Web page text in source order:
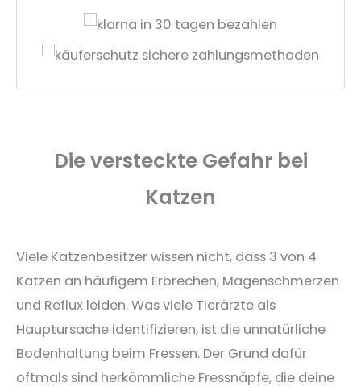
Die versteckte Gefahr bei
Katzen
Viele Katzenbesitzer wissen nicht, dass 3 von 4
Katzen an häufigem Erbrechen, Magenschmerzen
und Reflux leiden. Was viele Tierärzte als
Hauptursache identifizieren, ist die unnatürliche
Bodenhaltung beim Fressen. Der Grund dafür
oftmals sind herkömmliche Fressnäpfe, die deine